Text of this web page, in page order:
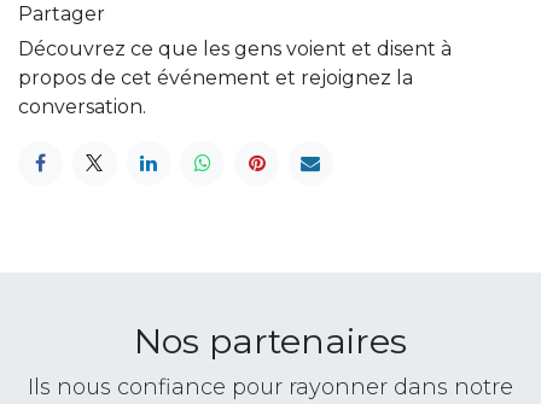
Partager
Découvrez ce que les gens voient et disent à
propos de cet événement et rejoignez la
conversation.
Nos partenaires
Ils nous confiance pour rayonner dans notre